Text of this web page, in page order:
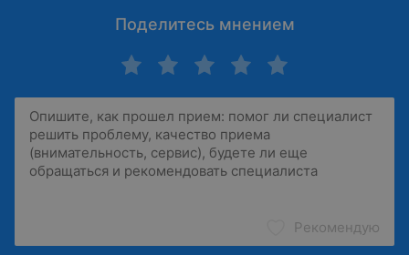
Поделитесь мнением
Рекомендую